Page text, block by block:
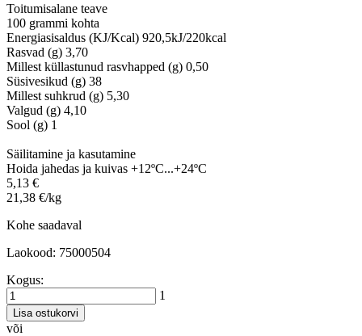
Toitumisalane teave
100 grammi kohta
Energiasisaldus (KJ/Kcal) 920,5kJ/220kcal
Rasvad (g) 3,70
Millest küllastunud rasvhapped (g) 0,50
Süsivesikud (g) 38
Millest suhkrud (g) 5,30
Valgud (g) 4,10
Sool (g) 1
Säilitamine ja kasutamine
Hoida jahedas ja kuivas +12ºC...+24ºC
5,13 €
21,38 €/kg
Kohe saadaval
Laokood: 75000504
Kogus:
1
Lisa ostukorvi
või